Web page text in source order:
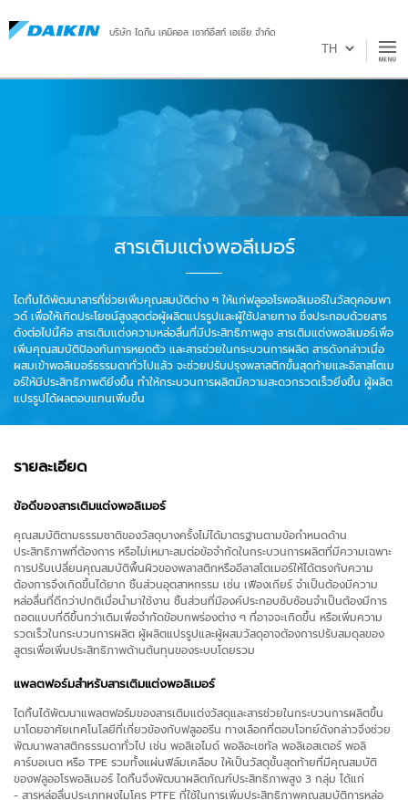
บริษัท ไดกิ้น เคมิคอล เซาท์อีสท์ เอเชีย จำกัด
สารเติมแต่งพอลีเมอร์
ไดกิ้นได้พัฒนาสารที่ช่วยเพิ่มคุณสมบัติต่าง ๆ ให้แก่ฟลูออโรพอลิเมอร์ในวัสดุคอมพา
วด์ เพื่อให้เกิดประโยชน์สูงสุดต่อผู้ผลิตแปรรูปและผู้ใช้ปลายทาง ซึ่งประกอบด้วยสาร
ดังต่อไปนี้คือ สารเติมแต่งความหล่อลื่นที่มีประสิทธิภาพสูง สารเติมแต่งพอลิเมอร์เพื่อ
เพิ่มคุณสมบัติป้องกันการหยดตัว และสารช่วยในกระบวนการผลิต สารดังกล่าวเมื่อ
ผสมเข้าพอลิเมอร์ธรรมดาทั่วไปแล้ว จะช่วยปรับปรุงพลาสติกขั้นสุดท้ายและอิลาสโตเม
อร์ให้มีประสิทธิภาพดียิ่งขึ้น ทำให้กระบวนการผลิตมีความสะดวกรวดเร็วยิ่งขึ้น ผู้ผลิต
แปรรูปได้ผลตอบแทนเพิ่มขึ้น
รายละเอียด
ข้อดีของสารเติมแต่งพอลิเมอร์
คุณสมบัติตามธรรมชาติของวัสดุบางครั้งไม่ได้มาตรฐานตามข้อกำหนดด้าน
ประสิทธิภาพที่ต้องการ หรือไม่เหมาะสมต่อข้อจำกัดในกระบวนการผลิตที่มีความเฉพาะ
การปรับเปลี่ยนคุณสมบัติพื้นผิวของพลาสติกหรืออีลาสโตเมอร์ให้ได้ตรงกับความ
ต้องการจึงเกิดขึ้นได้ยาก ชิ้นส่วนอุตสาหกรรม เช่น เฟืองเกียร์ จำเป็นต้องมีความ
หล่อลื่นที่ดีกว่าปกติเมื่อนำมาใช้งาน ชิ้นส่วนที่มีองค์ประกอบซับซ้อนจำเป็นต้องมีการ
ถอดแบบที่ดีขึ้นกว่าเดิมเพื่อจำกัดข้อบกพร่องต่าง ๆ ที่อาจจะเกิดขึ้น หรือเพิ่มความ
รวดเร็วในกระบวนการผลิต ผู้ผลิตแปรรูปและผู้ผสมวัสดุอาจต้องการปรับสมดุลของ
สูตรเพื่อเพิ่มประสิทธิภาพด้านต้นทุนของระบบโดยรวม
แพลตฟอร์มสำหรับสารเติมแต่งพอลิเมอร์
ไดกิ้นได้พัฒนาแพลตฟอร์มของสารเติมแต่งวัสดุและสารช่วยในกระบวนการผลิตขึ้น
มาโดยอาศัยเทคโนโลยีที่เกี่ยวข้องกับฟลูออรีน ทางเลือกที่ตอบโจทย์ดังกล่าวจึงช่วย
พัฒนาพลาสติกธรรมดาทั่วไป เช่น พอลิเอไมด์ พอลิอะเซทัล พอลิเอสเตอร์ พอลิ
คาร์บอเนต หรือ TPE รวมทั้งแผ่นฟิล์มเคลือบ ให้เป็นวัสดุขั้นสุดท้ายที่มีคุณสมบัติ
ของฟลูออโรพอลิเมอร์ ไดกิ้นจึงพัฒนาผลิตภัณฑ์ประสิทธิภาพสูง 3 กลุ่ม ได้แก่
- สารหล่อลื่นประเภทผงไมโคร PTFE ที่ใช้ในการเพิ่มประสิทธิภาพคุณสมบัติการหล่อ